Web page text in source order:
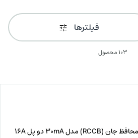
103 محصول
فیلترها
کلید محافظ جان (RCCB) مدل 30mA دو پل 16A